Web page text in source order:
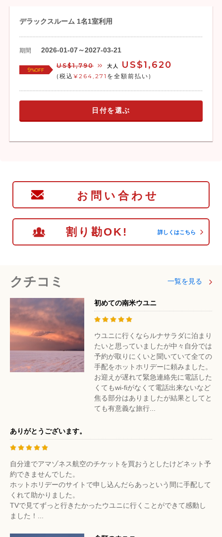
デラックスルーム 1名1室利用
期間 2026-01-07～2027-03-21
9%OFF
US$1,790 大人 US$1,620
(税込 ¥264,271 を全額前払い)
日付を選ぶ
お問い合わせ
割り勘OK! 詳しくはこちら
クチコミ 一覧を見る
初めての南米ウユニ
ウユニに行くならルナサラダに泊まり
たいと思っていましたが中々自分では
予約が取りにくいと聞いていて全ての
手配をホットホリデーに頼みました。
お迎えが遅れて緊急連絡先に電話した
くてもwi-fiがなくて電話出来ないなど
焦る部分はありましたが結果としてと
ても有意義な旅行...
ありがとうございます。
自分達でアマゾネス航空のチケットを買おうとしたけどネット予
約できませんでした。
ホットホリデーのサイトで申し込んだらあっという間に手配して
くれて助かりました。
TVで見てずっと行きたかったウユニに行くことができて感動し
ました！...